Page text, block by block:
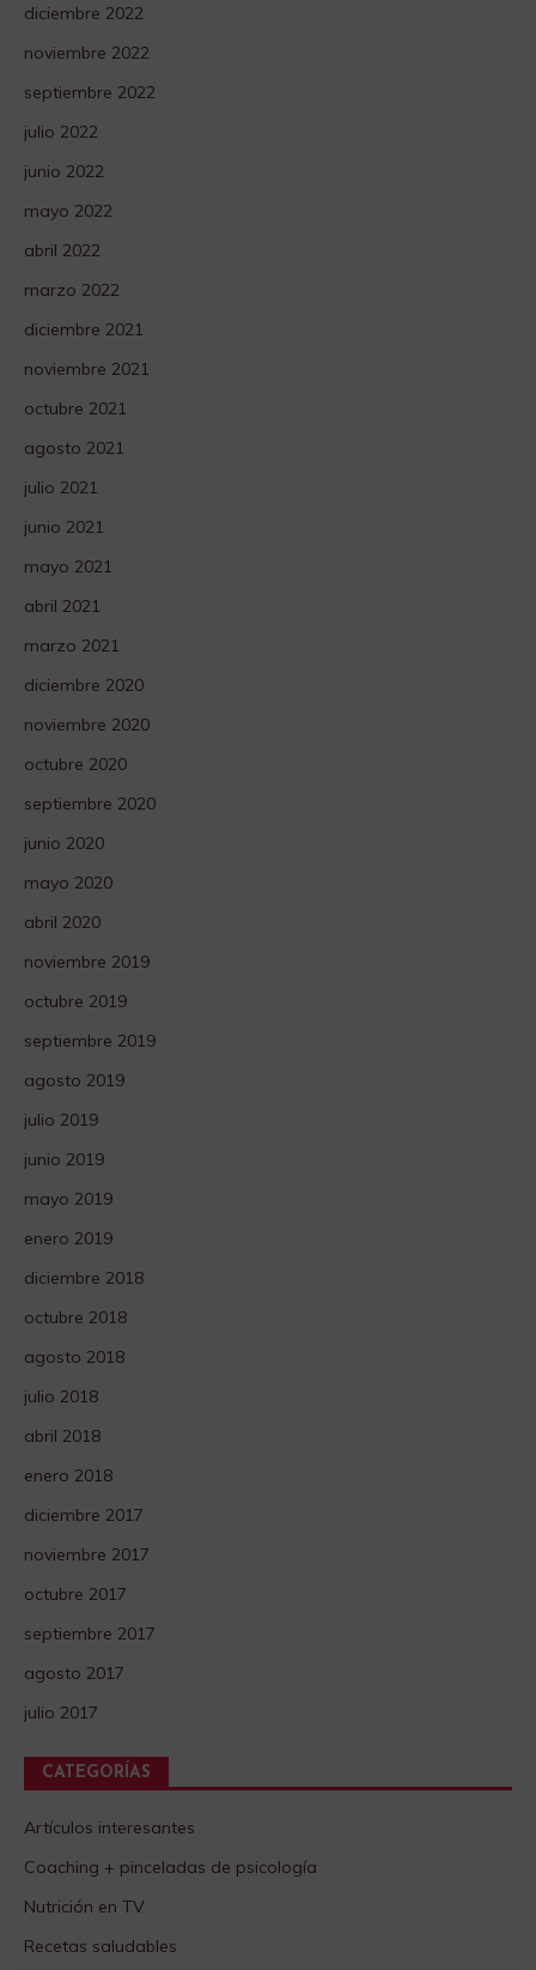
diciembre 2022
noviembre 2022
septiembre 2022
julio 2022
junio 2022
mayo 2022
abril 2022
marzo 2022
diciembre 2021
noviembre 2021
octubre 2021
agosto 2021
julio 2021
junio 2021
mayo 2021
abril 2021
marzo 2021
diciembre 2020
noviembre 2020
octubre 2020
septiembre 2020
junio 2020
mayo 2020
abril 2020
noviembre 2019
octubre 2019
septiembre 2019
agosto 2019
julio 2019
junio 2019
mayo 2019
enero 2019
diciembre 2018
octubre 2018
agosto 2018
julio 2018
abril 2018
enero 2018
diciembre 2017
noviembre 2017
octubre 2017
septiembre 2017
agosto 2017
julio 2017
CATEGORÍAS
Artículos interesantes
Coaching + pinceladas de psicología
Nutrición en TV
Recetas saludables